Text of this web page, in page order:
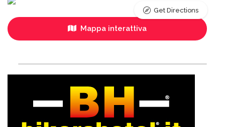
Mappa interattiva
Get Directions